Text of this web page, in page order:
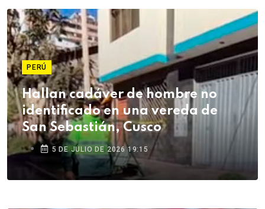
PERÚ
Hallan cadáver de hombre no
identificado en una vereda de
San Sebastián, Cusco
5 DE JULIO DE 2026 19:15